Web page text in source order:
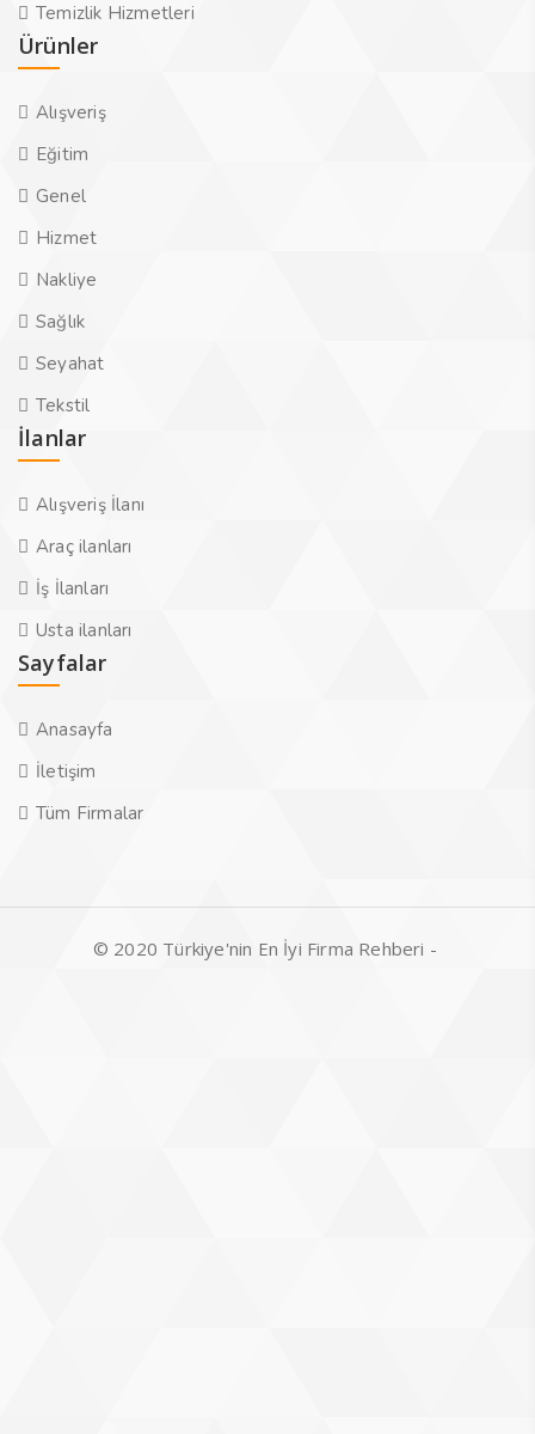
Temizlik Hizmetleri
Ürünler
Alışveriş
Eğitim
Genel
Hizmet
Nakliye
Sağlık
Seyahat
Tekstil
İlanlar
Alışveriş İlanı
Araç ilanları
İş İlanları
Usta ilanları
Sayfalar
Anasayfa
İletişim
Tüm Firmalar
© 2020 Türkiye'nin En İyi Firma Rehberi -